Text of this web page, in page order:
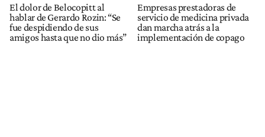
El dolor de Belocopitt al
hablar de Gerardo Rozin: “Se
fue despidiendo de sus
amigos hasta que no dio más”
Empresas prestadoras de
servicio de medicina privada
dan marcha atrás a la
implementación de copago